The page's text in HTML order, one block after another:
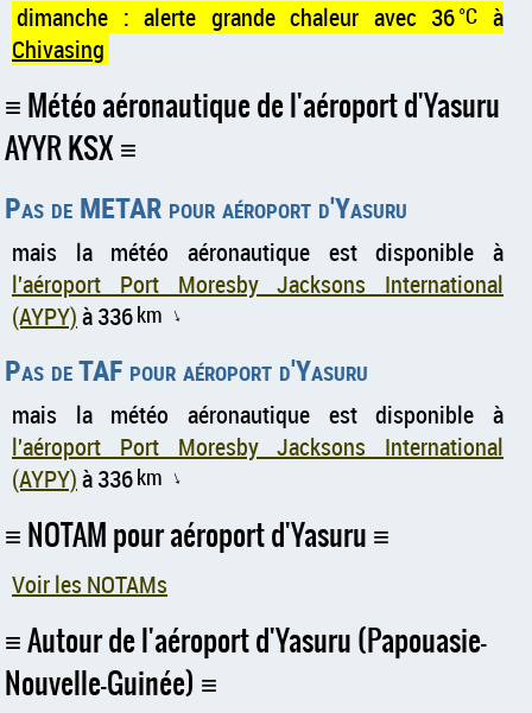
dimanche : alerte grande chaleur avec 36°C à
Chivasing
Météo aéronautique de l'aéroport d'Yasuru
AYYR KSX
Pas de METAR pour aéroport d'Yasuru
mais la météo aéronautique est disponible à
l'aéroport Port Moresby Jacksons International
(AYPY)à 336km ↑
Pas de TAF pour aéroport d'Yasuru
mais la météo aéronautique est disponible à
l'aéroport Port Moresby Jacksons International
(AYPY)à 336km ↑
NOTAM pour aéroport d'Yasuru
Voir les NOTAMs
Autour de l'aéroport d'Yasuru (Papouasie-
Nouvelle-Guinée)